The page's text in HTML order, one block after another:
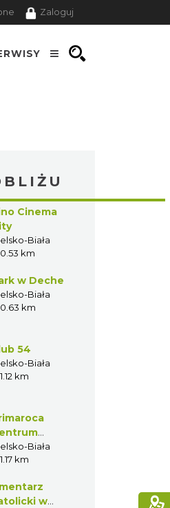
Zaloguj
Cinema
Biała
0.53 km
w Deche
Biała
0.63 km
54
Biała
1.12 km
Biała
1.17 km
w